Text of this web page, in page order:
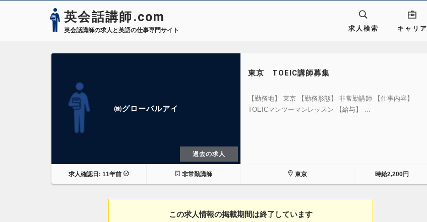
英会話講師.com
英会話講師の求人と英語の仕事専門サイト 求人検索 キャリア
㈱グローバルアイ
過去の求人
東京 TOEIC講師募集
【勤務地】 東京 【勤務形態】 非常勤講師 【仕事内容】
TOEICマンツーマンレッスン 【給与】 …
求人確認日: 11年前 非常勤講師 東京 時給2,200円
この求人情報の掲載期間は終了しています